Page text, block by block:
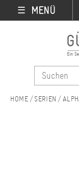
☰ MENÜ
SERIEN